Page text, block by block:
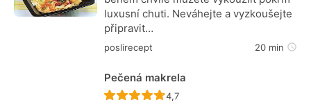
luxusní chuti. Neváhejte a vyzkoušejte
připravit…
poslirecept 20 min
Pečená makrela
Recept ještě nebyl hodnocen
4,7